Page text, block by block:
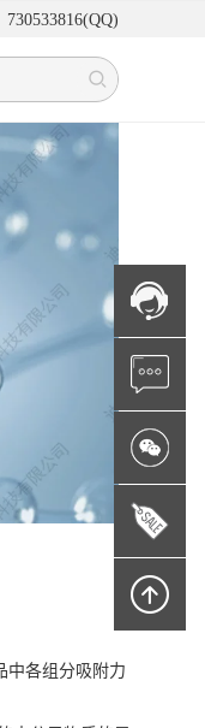
730533816(QQ)
中各组分吸附力